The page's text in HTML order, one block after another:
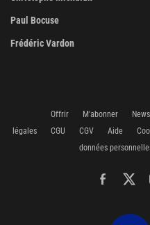
Paul Bocuse
Frédéric Vardon
Offrir M'abonner
légales
CGU CGV Aide
données